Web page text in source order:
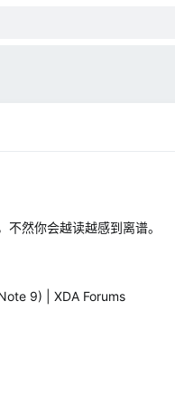
然你会越读越感到离谱。
9) | XDA Forums